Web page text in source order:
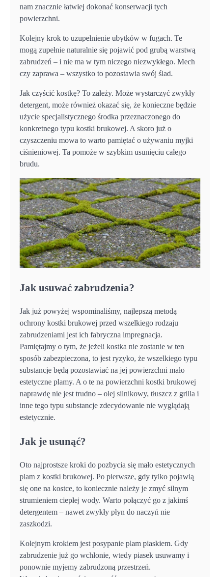
nam znacznie łatwiej dokonać konserwacji tych
powierzchni.
Kolejny krok to uzupełnienie ubytków w fugach. Te
mogą zupełnie naturalnie się pojawić pod grubą warstwą
zabrudzeń – i nie ma w tym niczego niezwykłego. Mech
czy zaprawa – wszystko to pozostawia swój ślad.
Jak czyścić kostkę? To zależy. Może wystarczyć zwykły
detergent, może również okazać się, że konieczne będzie
użycie specjalistycznego środka przeznaczonego do
konkretnego typu kostki brukowej. A skoro już o
czyszczeniu mowa to warto pamiętać o używaniu myjki
ciśnieniowej. Ta pomoże w szybkim usunięciu całego
brudu.
Jak usuwać zabrudzenia?
Jak już powyżej wspominaliśmy, najlepszą metodą
ochrony kostki brukowej przed wszelkiego rodzaju
zabrudzeniami jest ich fabryczna impregnacja.
Pamiętajmy o tym, że jeżeli kostka nie zostanie w ten
sposób zabezpieczona, to jest ryzyko, że wszelkiego typu
substancje będą pozostawiać na jej powierzchni mało
estetyczne plamy. A o te na powierzchni kostki brukowej
naprawdę nie jest trudno – olej silnikowy, tłuszcz z grilla i
inne tego typu substancje zdecydowanie nie wyglądają
estetycznie.
Jak je usunąć?
Oto najprostsze kroki do pozbycia się mało estetycznych
plam z kostki brukowej. Po pierwsze, gdy tylko pojawią
się one na kostce, to koniecznie należy je zmyć silnym
strumieniem ciepłej wody. Warto połączyć go z jakimś
detergentem – nawet zwykły płyn do naczyń nie
zaszkodzi.
Kolejnym krokiem jest posypanie plam piaskiem. Gdy
zabrudzenie już go wchłonie, wtedy piasek usuwamy i
ponownie myjemy zabrudzoną przestrzeń.